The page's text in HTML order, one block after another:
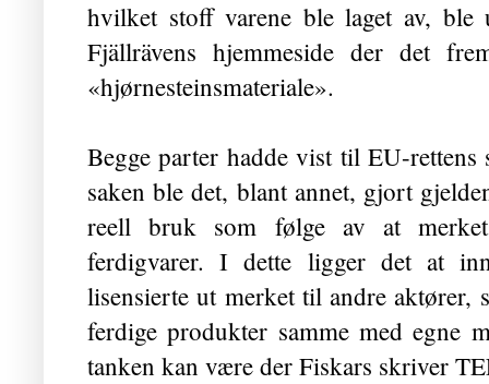
hvilket stoff varene ble laget av, ble
Fjällrävens hjemmeside der det
«hjørnesteinsmateriale».
Begge parter hadde vist til EU-
saken ble det, blant annet, gjort
reell bruk som følge av at
ferdigvarer. I dette ligger det at
lisensierte ut merket til andre aktører,
ferdige produkter samme med egne
tanken kan være der Fiskars skriver